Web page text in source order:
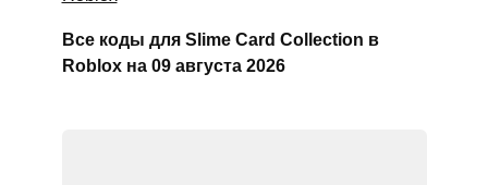
Все коды для Slime Card Collection в
Roblox на 09 августа 2026